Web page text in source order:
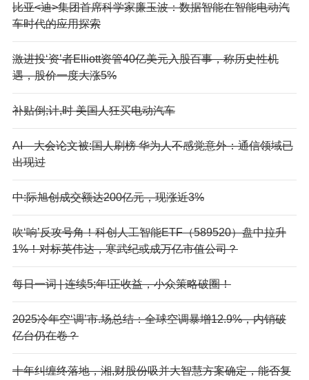
比亚<迪>集团首席科学家廉玉波：数据智能在智能电动汽
车时代的应用探索
激进投‘资’者Elliott资管40亿美元入股百事，称历史性机
遇，股价一度大涨5%
补贴倒;计,时 美国人狂买电动汽车
AI—大会论文被:国人刷榜 华为人不感觉意外：通信领域已
出现过
中:际旭创成交额达200亿元，现涨近3%
吹‘响’反攻号角！科创人工智能ETF（589520）盘中拉升
1%！对标英伟达，寒武纪或成万亿市值公司？
每日一词 | 连续5;年!正收益，小众策略破圈！
2025冷年空‘调’市.场总结：全球空调暴增12.9%，内销破
亿台仍在卷？
十年纠缠终落地，湘,财股份吸并大智慧方案确定，能否复